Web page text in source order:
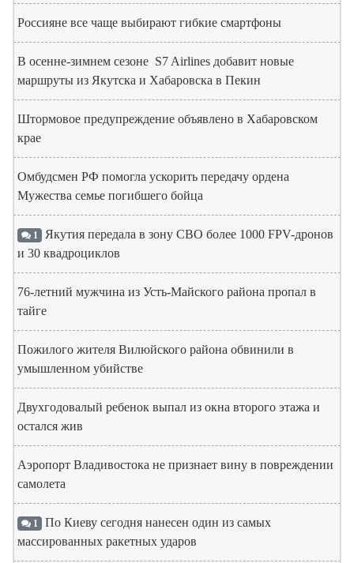
Россияне все чаще выбирают гибкие смартфоны
В осенне-зимнем сезоне S7 Airlines добавит новые
маршруты из Якутска и Хабаровска в Пекин
Штормовое предупреждение объявлено в Хабаровском
крае
Омбудсмен РФ помогла ускорить передачу ордена
Мужества семье погибшего бойца
1 Якутия передала в зону СВО более 1000 FPV-дронов
и 30 квадроциклов
76-летний мужчина из Усть-Майского района пропал в
тайге
Пожилого жителя Вилюйского района обвинили в
умышленном убийстве
Двухгодовалый ребенок выпал из окна второго этажа и
остался жив
Аэропорт Владивостока не признает вину в повреждении
самолета
1 По Киеву сегодня нанесен один из самых
массированных ракетных ударов